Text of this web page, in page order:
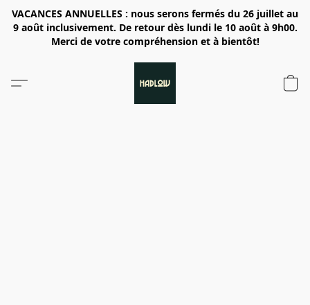
VACANCES ANNUELLES : nous serons fermés du 26 juillet au
9 août inclusivement. De retour dès lundi le 10 août à 9h00.
Merci de votre compréhension et à bientôt!